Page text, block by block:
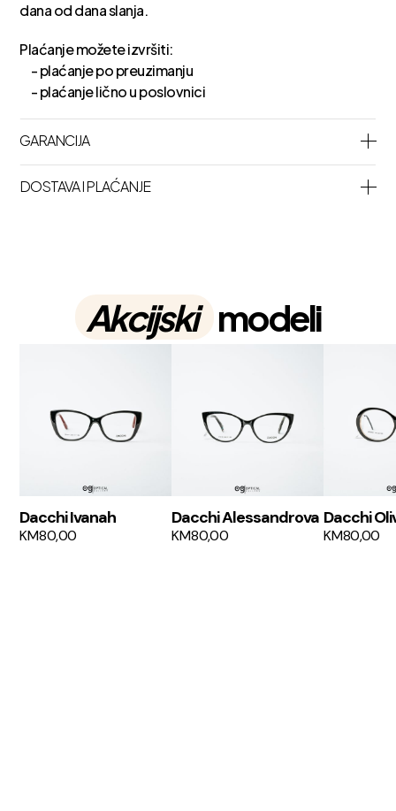
dana od dana slanja.
Plaćanje možete izvršiti:
- plaćanje po preuzimanju
- plaćanje lično u poslovnici
GARANCIJA
DOSTAVA I PLAĆANJE
Akcijski modeli
Dacchi Ivanah
KM80,00
Dacchi Alessandrova
KM80,00
Dacchi
KM80,00